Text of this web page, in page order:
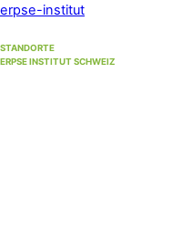
erpse-institut
STANDORTE
ERPSE INSTITUT SCHWEIZ